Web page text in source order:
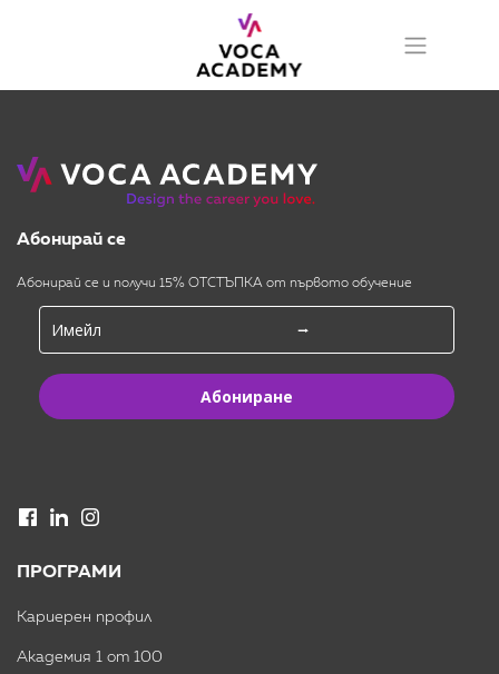
Абонирай се
Абонирай се и получи 15% ОТСТЪПКА от първото обучение
Абониране
ПРОГРАМИ
Кариерен профил
Академия 1 от 100